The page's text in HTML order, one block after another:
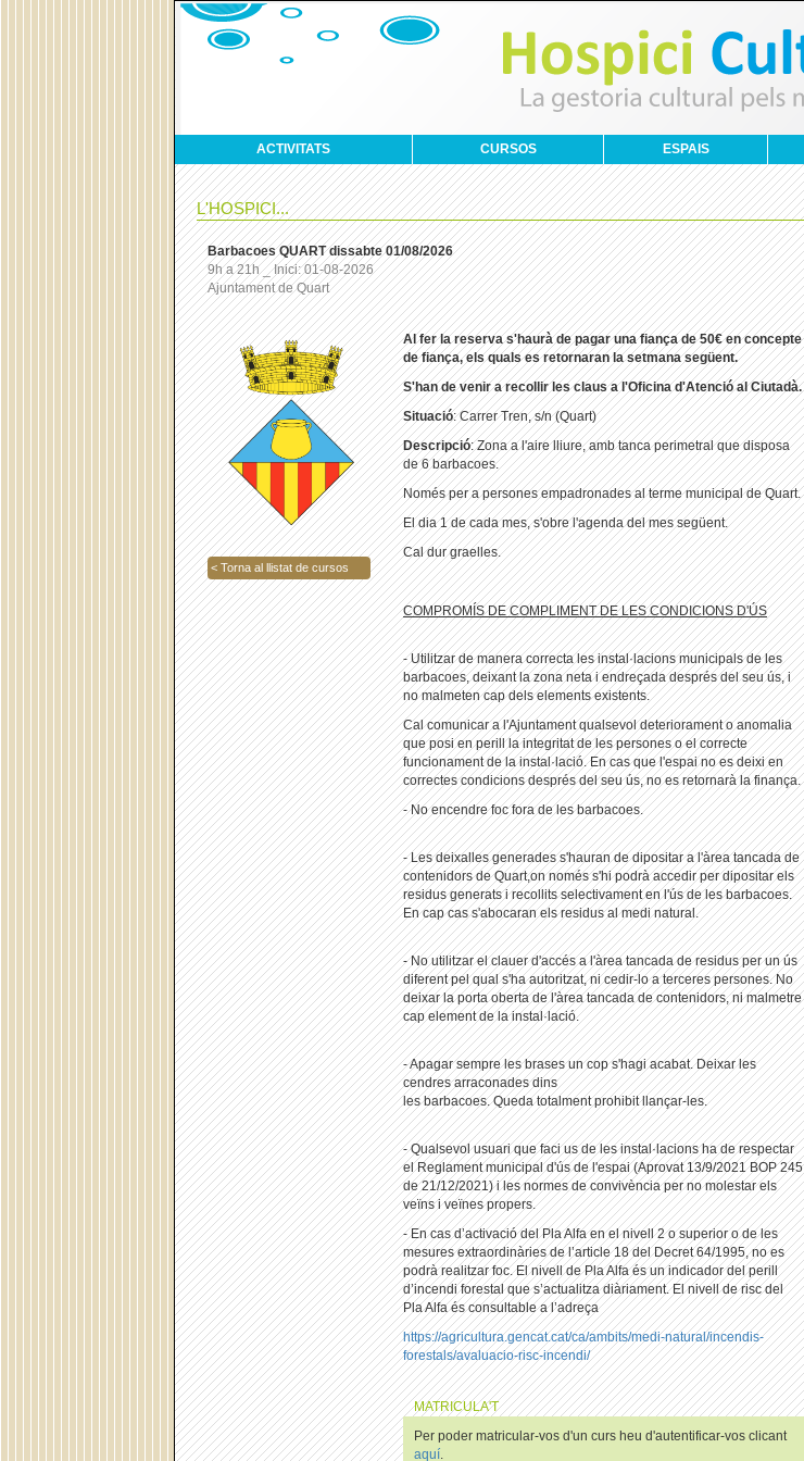
ACTIVITATS CURSOS ESPAIS
L'HOSPICI...
Barbacoes QUART dissabte 01/08/2026
9h a 21h _ Inici: 01-08-2026
Ajuntament de Quart
< Torna al llistat de cursos
Al fer la reserva s'haurà de pagar una fiança de 50€ en concepte
de fiança, els quals es retornaran la setmana següent.
S'han de venir a recollir les claus a l'Oficina d'Atenció al Ciutadà.
Situació: Carrer Tren, s/n (Quart)
Descripció: Zona a l'aire lliure, amb tanca perimetral que disposa
de 6 barbacoes.
Només per a persones empadronades al terme municipal de Quart.
El dia 1 de cada mes, s'obre l'agenda del mes següent.
Cal dur graelles.
COMPROMÍS DE COMPLIMENT DE LES CONDICIONS D'ÚS
- Utilitzar de manera correcta les instal·lacions municipals de les
barbacoes, deixant la zona neta i endreçada després del seu ús, i
no malmeten cap dels elements existents.
Cal comunicar a l'Ajuntament qualsevol deteriorament o anomalia
que posi en perill la integritat de les persones o el correcte
funcionament de la instal·lació. En cas que l'espai no es deixi en
correctes condicions després del seu ús, no es retornarà la finança.
- No encendre foc fora de les barbacoes.
- Les deixalles generades s'hauran de dipositar a l'àrea tancada de
contenidors de Quart,on només s'hi podrà accedir per dipositar els
residus generats i recollits selectivament en l'ús de les barbacoes.
En cap cas s'abocaran els residus al medi natural.
- No utilitzar el clauer d'accés a l'àrea tancada de residus per un ús
diferent pel qual s'ha autoritzat, ni cedir-lo a terceres persones. No
deixar la porta oberta de l'àrea tancada de contenidors, ni malmetre
cap element de la instal·lació.
- Apagar sempre les brases un cop s'hagi acabat. Deixar les
cendres arraconades dins
les barbacoes. Queda totalment prohibit llançar-les.
- Qualsevol usuari que faci us de les instal·lacions ha de respectar
el Reglament municipal d'ús de l'espai (Aprovat 13/9/2021 BOP 245
de 21/12/2021) i les normes de convivència per no molestar els
veïns i veïnes propers.
- En cas d’activació del Pla Alfa en el nivell 2 o superior o de les
mesures extraordinàries de l’article 18 del Decret 64/1995, no es
podrà realitzar foc. El nivell de Pla Alfa és un indicador del perill
d’incendi forestal que s’actualitza diàriament. El nivell de risc del
Pla Alfa és consultable a l’adreça
https://agricultura.gencat.cat/ca/ambits/medi-natural/incendis-
forestals/avaluacio-risc-incendi/
MATRICULA'T
Per poder matricular-vos d'un curs heu d'autentificar-vos clicant
aquí.